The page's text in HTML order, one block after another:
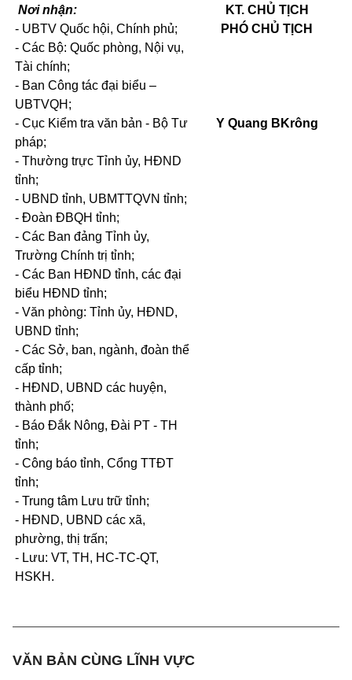
Nơi nhận:
- UBTV Quốc hội, Chính phủ;
- Các Bộ: Quốc phòng, Nội vụ,
Tài chính;
- Ban Công tác đại biểu –
UBTVQH;
- Cục Kiểm tra văn bản - Bộ Tư
pháp;
- Thường trực Tỉnh ủy, HĐND
tỉnh;
- UBND tỉnh, UBMTTQVN tỉnh;
- Đoàn ĐBQH tỉnh;
- Các Ban đảng Tỉnh ủy,
Trường Chính trị tỉnh;
- Các Ban HĐND tỉnh, các đại
biểu HĐND tỉnh;
- Văn phòng: Tỉnh ủy, HĐND,
UBND tỉnh;
- Các Sở, ban, ngành, đoàn thể
cấp tỉnh;
- HĐND, UBND các huyện,
thành phố;
- Báo Đắk Nông, Đài PT - TH
tỉnh;
- Công báo tỉnh, Cổng TTĐT
tỉnh;
- Trung tâm Lưu trữ tỉnh;
- HĐND, UBND các xã,
phường, thị trấn;
- Lưu: VT, TH, HC-TC-QT,
HSKH .
KT. CHỦ TỊCH
PHÓ CHỦ TỊCH
Y Quang BKrông
VĂN BẢN CÙNG LĨNH VỰC